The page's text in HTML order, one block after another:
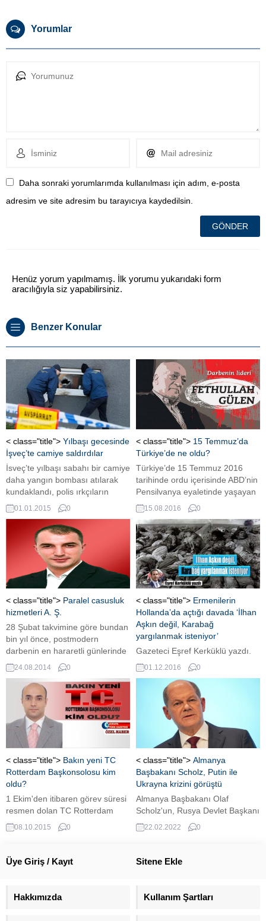
Yorumlar
Daha sonraki yorumlarımda kullanılması için adım, e-posta
adresim ve site adresim bu tarayıcıya kaydedilsin.
Henüz yorum yapılmamış. İlk yorumu yukarıdaki form
aracılığıyla siz yapabilirsiniz.
Benzer Konular
< class="title"> Yılbaşı gecesinde
İşveç’te camiye saldırdılar
İsveç’te yılbaşı sabahı bir camiye
daha yangın bombası atılarak
kundaklandı, polis ırkçıların
yaptığını tahmin ediyor. Olay
yerine gelen Belediye Başkanı
Carl Lindberg; Hangi dine, hangi
görüşe sahip olursa olsun
toplumun tüm kesimlerinin bu
duruma tepki göstermesi
gerekir” dedi.
01.01.2015 0
< class="title"> 15 Temmuz’da
Türkiye’de ne oldu?
Türkiye’de 15 Temmuz 2016
tarihinde ordu içerisinde ABD’nin
Pensilvanya eyaletinde yaşayan
Fetullah Gülen’in liderliğini
yaptığı Fetullahçı Terör Örgütü
(FETÖ)’ye bağlı bir grup
tarafından, TSK içindeki
mensupları öncülüğünde askeri
darbe girişiminde bulunulmuştur.
Şu ana kadar 240 kişinin
hayatını kaybettiği belirlenen
darbe girişimi milletimizin
insanlığa örnek direnişi ve
devletin diğer unsurlarının
karşı...
15.08.2016 0
< class="title"> Paralel casusluk
hizmetleri A. Ş.
28 Şubat takvimine göre bundan
bin yıl önce, postmodern
darbenin en hararetli günlerinde
kısa adı BTK olan bir kurum,
henüz tohum olduğu için paralel
gövdesi çıkmamış devletin içinde
fişleme yapardı. Kurumun tam
adı, Başbakanlık Takip
Kurulu’ydu. Artık tarih
mezarlığına gömülmüş darbe
sürecinin ardından kısaca BTK
namlı bir başka kurum yeşerdi...
24.08.2014 0
< class="title"> Ermenilerin
Hollanda’da açtığı davada ‘İlhan
Aşkın değil, Karabağ
yargılanmak isteniyor’
Gazeteci Eşref Kerküklü yazdı.
01.12.2016 0
< class="title"> Bakın yeni TC
Rotterdam Başkonsolosu kim
oldu?
1 Ekim'den itibaren görev süresi
resmen dolan TC Rotterdam
Başkonsolosu Togan Oral’ın
yerine atanan Sadin Ayyıldız
08.10.2015 0
< class="title"> Almanya
Başbakanı Scholz, Putin ile
Ukrayna krizini görüştü
Almanya Başbakanı Olaf
Scholz'un, Rusya Devlet Başkanı
Vladimir Putin ile Ukrayna krizini
görüştüğü duyuruldu. ...
22.02.2022 0
Üye Giriş / Kayıt Sitene Ekle
Hakkımızda Kullanım Şartları